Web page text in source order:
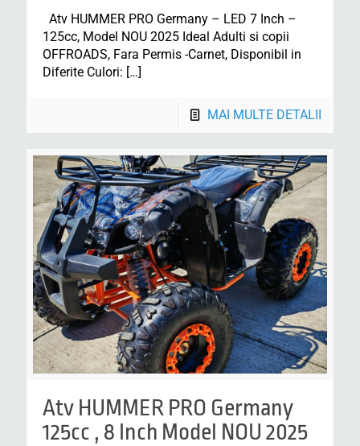
Atv HUMMER PRO Germany – LED 7 Inch –
125cc, Model NOU 2025 Ideal Adulti si copii
OFFROADS, Fara Permis -Carnet, Disponibil in
Diferite Culori: […]
MAI MULTE DETALII
Atv HUMMER PRO Germany
125cc , 8 Inch Model NOU 2025